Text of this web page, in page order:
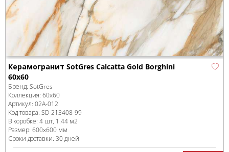
Керамогранит SotGres Calcatta Gold Borghini
60x60
Бренд: SotGres
Коллекция: 60x60
Артикул: 02А-012
Код товара: SD-213408-99
В коробке: 4 шт, 1.44 м2
Размер: 600x600 мм
Сроки доставки: 30 дней